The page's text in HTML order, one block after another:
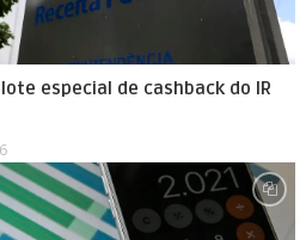
especial de cashback do IR